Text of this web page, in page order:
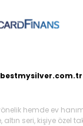
bestmysilver.com.tr
hemde ev
seri, kişiye özel